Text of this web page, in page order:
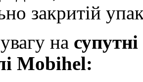
закритій
на
Mobihel: